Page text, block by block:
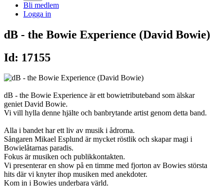
Bli medlem
Logga in
dB - the Bowie Experience (David Bowie)
Id: 17155
dB - the Bowie Experience är ett bowietributeband som älskar
geniet David Bowie.
Vi vill hylla denne hjälte och banbrytande artist genom detta band.
Alla i bandet har ett liv av musik i ådrorna.
Sångaren Mikael Esplund är mycket röstlik och skapar magi i
Bowielåtarnas paradis.
Fokus är musiken och publikkontakten.
Vi presenterar en show på en timme med fjorton av Bowies största
hits där vi knyter ihop musiken med anekdoter.
Kom in i Bowies underbara värld.